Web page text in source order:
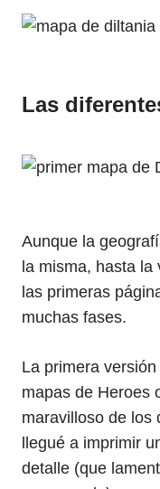
Las
Aunque la
la misma, hasta
las primeras
muchas fases.
La primera
mapas de Heroes
maravilloso de los
llegué a imprimir
detalle (que